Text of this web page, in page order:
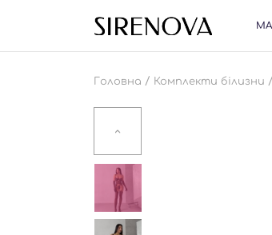
Головна / Комплекти білизни /